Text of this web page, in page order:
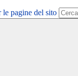
le pagine del sito